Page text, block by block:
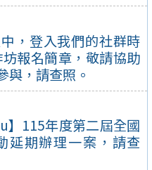
，登入我們的社群時
報名簡章，敬請協助
與，請查照。
】115年度第二屆全國
延期辦理一案，請查